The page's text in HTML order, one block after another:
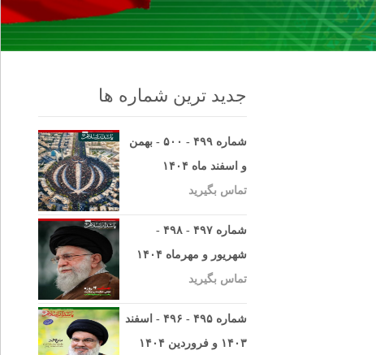
جدید ترین شماره ها
شماره ۴۹۹ - ۵۰۰ - بهمن
و اسفند ماه ۱۴۰۴
تماس بگیرید
شماره ۴۹۷ - ۴۹۸ -
شهریور و مهرماه ۱۴۰۴
تماس بگیرید
شماره ۴۹۵ - ۴۹۶ - اسفند
۱۴۰۳ و فروردین ۱۴۰۴